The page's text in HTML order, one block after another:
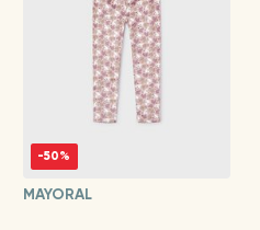
-50%
MAYORAL